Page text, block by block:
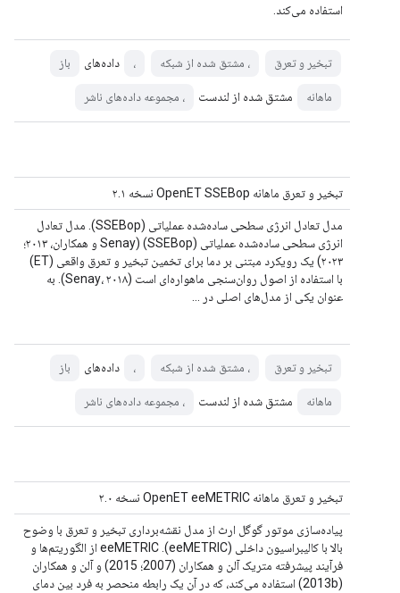
استفاده می‌کند.
تبخیر و تعرق ، مشتق شده از شبکه ، داده‌های باز
ماهانه مشتق شده از لندست ، مجموعه داده‌های ناشر
تبخیر و تعرق ماهانه OpenET SSEBop نسخه ۲.۱
مدل تعادل انرژی سطحی ساده‌شده عملیاتی (SSEBop). مدل تعادل
انرژی سطحی ساده‌شده عملیاتی (SSEBop) (Senay و همکاران، ۲۰۱۳؛
۲۰۲۳) یک رویکرد مبتنی بر دما برای تخمین تبخیر و تعرق واقعی (ET)
با استفاده از اصول روان‌سنجی ماهواره‌ای است (Senay، ۲۰۱۸). به
عنوان یکی از مدل‌های اصلی در ...
تبخیر و تعرق ، مشتق شده از شبکه ، داده‌های باز
ماهانه مشتق شده از لندست ، مجموعه داده‌های ناشر
تبخیر و تعرق ماهانه OpenET eeMETRIC نسخه ۲.۰
پیاده‌سازی موتور گوگل ارث از مدل نقشه‌برداری تبخیر و تعرق با وضوح
بالا با کالیبراسیون داخلی (eeMETRIC). eeMETRIC از الگوریتم‌ها و
فرآیند پیشرفته متریک آلن و همکاران (2007؛ 2015) و آلن و همکاران
(2013b) استفاده می‌کند، که در آن یک رابطه منحصر به فرد بین دمای